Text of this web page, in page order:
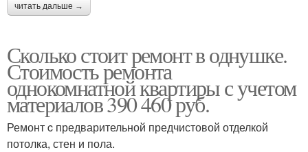
читать дальше →
Сколько стоит ремонт в однушке.
Стоимость ремонта
однокомнатной квартиры с учетом
материалов 390 460 руб.
Ремонт c предварительной предчистовой отделкой
потолка, стен и пола.